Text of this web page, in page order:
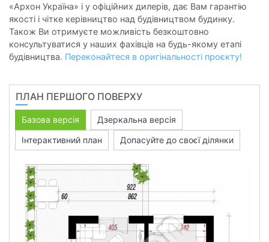
«Архон Україна» і у офіційних дилерів, дає Вам гарантію
якості і чітке керівництво над будівництвом будинку.
Також Ви отримуєте можливість безкоштовно
консультуватися у наших фахівців на будь-якому етапі
будівництва. Переконайтеся в оригінальності проєкту!
ПЛАН ПЕРШОГО ПОВЕРХУ
Базова версія
Дзеркальна версія
Інтерактивний план
Допасуйте до своєї ділянки